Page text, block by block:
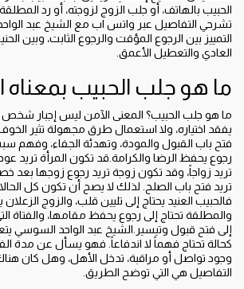
الحبيب بالهاتف، أو جلب الزوج لزوجته، أو رد
تشرحي التفاصيل عبر واتس اب مع الشيخ عبد
التمييز بين الرجوع المؤقت والرجوع الثابت، وبين
العادي والتعطيل الأعمق.
ما هو جلب الحبيب بمعناه
ما هو جلب الحبيب؟ المعنى الآمن ليس إجبار شخص
يفقد اختياره، ولا استعمال طرق مجهولة تثير
فتح باب القبول والمودة، وتهدئة الجفاء، وفهم
رجوع يحفظ الرضا والكرامة.قد تكون المرأة تريد
تريد زواجاً، وقد تكون زوجة تريد رجوع زوجها بعد
تريد فتح باب الصلح. لذلك لا يصح أن تكون كل
فالحبيب العنيد يحتاج إلى تليين قلب، والزوج الزعلان
والمطلقة تحتاج إلى رجوع يحفظ مقامها، والفتاة
إلى فتح قبول وتيسير.الشيخ عبد الواحد السوسي
كحالة تحتاج فهماً لا اندفاعاً. فهو يسأل عن مدة
وجود تواصل أو مراقبة، تدخل الأهل، وهل كان
التفاصيل هي التي توضح الطريق.